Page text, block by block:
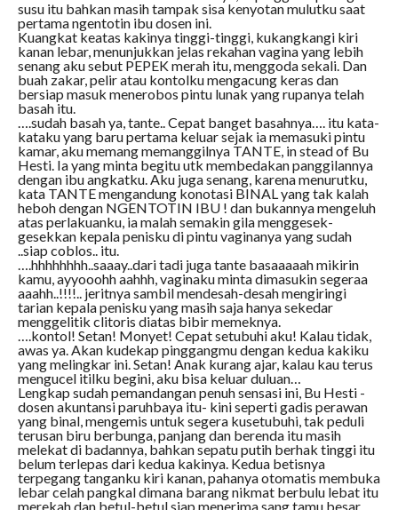
susu itu bahkan masih tampak sisa kenyotan mulutku saat
pertama ngentotin ibu dosen ini.
Kuangkat keatas kakinya tinggi-tinggi, kukangkangi kiri
kanan lebar, menunjukkan jelas rekahan vagina yang lebih
senang aku sebut PEPEK merah itu, menggoda sekali. Dan
buah zakar, pelir atau kontolku mengacung keras dan
bersiap masuk menerobos pintu lunak yang rupanya telah
basah itu.
….sudah basah ya, tante.. Cepat banget basahnya…. itu kata-
kataku yang baru pertama keluar sejak ia memasuki pintu
kamar, aku memang memanggilnya TANTE, in stead of Bu
Hesti. Ia yang minta begitu utk membedakan panggilannya
dengan ibu angkatku. Aku juga senang, karena menurutku,
kata TANTE mengandung konotasi BINAL yang tak kalah
heboh dengan NGENTOTIN IBU ! dan bukannya mengeluh
atas perlakuanku, ia malah semakin gila menggesek-
gesekkan kepala penisku di pintu vaginanya yang sudah
..siap coblos.. itu.
….hhhhhhhh..saaay..dari tadi juga tante basaaaaah mikirin
kamu, ayyooohh aahhh, vaginaku minta dimasukin segeraa
aaahh..!!!!.. jeritnya sambil mendesah-desah mengiringi
tarian kepala penisku yang masih saja hanya sekedar
menggelitik clitoris diatas bibir memeknya.
….kontol! Setan! Monyet! Cepat setubuhi aku! Kalau tidak,
awas ya. Akan kudekap pinggangmu dengan kedua kakiku
yang melingkar ini. Setan! Anak kurang ajar, kalau kau terus
mengucel itilku begini, aku bisa keluar duluan…
Lengkap sudah pemandangan penuh sensasi ini, Bu Hesti -
dosen akuntansi paruhbaya itu- kini seperti gadis perawan
yang binal, mengemis untuk segera kusetubuhi, tak peduli
terusan biru berbunga, panjang dan berenda itu masih
melekat di badannya, bahkan sepatu putih berhak tinggi itu
belum terlepas dari kedua kakinya. Kedua betisnya
terpegang tanganku kiri kanan, pahanya otomatis membuka
lebar celah pangkal dimana barang nikmat berbulu lebat itu
merekah dan betul-betul siap menerima sang tamu besar